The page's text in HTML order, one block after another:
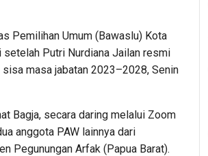
Pemilihan Umum (Bawaslu) Kota
setelah Putri Nurdiana Jailan resmi
masa jabatan 2023–2028, Senin
Bagja, secara daring melalui Zoom
anggota PAW lainnya dari
Pegunungan Arfak (Papua Barat).